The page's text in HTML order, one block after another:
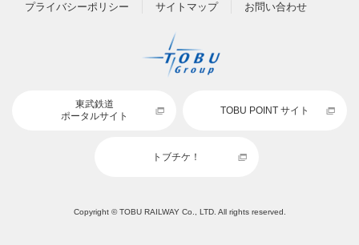
プライバシーポリシー サイトマップ お問い合わせ
東武鉄道
ポータルサイト
TOBU POINT サイト
トブチケ！
Copyright © TOBU RAILWAY Co., LTD. All rights reserved.